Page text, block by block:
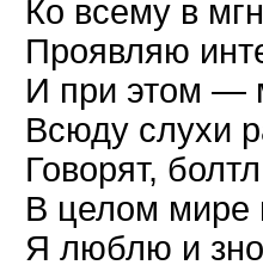
Ко всему в
Проявляю
И при этом —
Всюду слухи
Говорят,
В целом мире
Я люблю и